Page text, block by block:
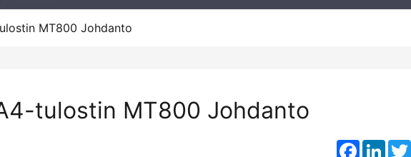
MT800 Johdanto
tulostin MT800 Johdanto